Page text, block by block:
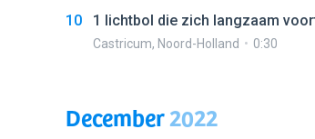
10 1 lichtbol die zich langzaam
Castricum, Noord-Holland 0:30
December2022